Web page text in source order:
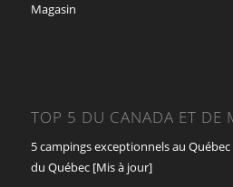
Magasin
TOP 5 DU CANADA ET DE
5 campings exceptionnels au
du Québec [Mis à jour]